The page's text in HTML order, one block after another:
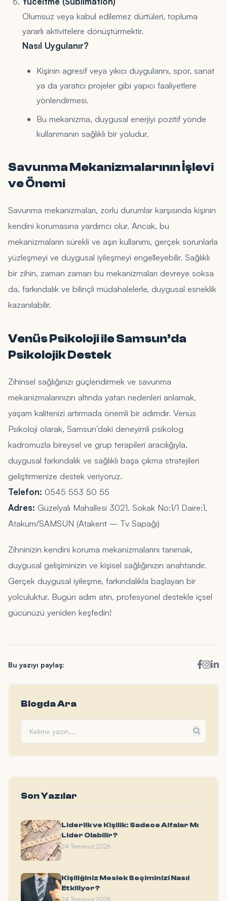
Olumsuz veya kabul edilemez dürtüleri, topluma
yararlı aktivitelere dönüştürmektir.
Nasıl Uygulanır?
Kişinin agresif veya yıkıcı duygularını, spor, sanat
ya da yaratıcı projeler gibi yapıcı faaliyetlere
yönlendirmesi.
Bu mekanizma, duygusal enerjiyi pozitif yönde
kullanmanın sağlıklı bir yoludur.
Savunma Mekanizmalarının İşlevi
ve Önemi
Savunma mekanizmaları, zorlu durumlar karşısında kişinin
kendini korumasına yardımcı olur. Ancak, bu
mekanizmaların sürekli ve aşırı kullanımı, gerçek sorunlarla
yüzleşmeyi ve duygusal iyileşmeyi engelleyebilir. Sağlıklı
bir zihin, zaman zaman bu mekanizmaları devreye soksa
da, farkındalık ve bilinçli müdahalelerle, duygusal esneklik
kazanılabilir.
Venüs Psikoloji ile Samsun’da
Psikolojik Destek
Zihinsel sağlığınızı güçlendirmek ve savunma
mekanizmalarınızın altında yatan nedenleri anlamak,
yaşam kalitenizi artırmada önemli bir adımdır. Venüs
Psikoloji olarak, Samsun’daki deneyimli psikolog
kadromuzla bireysel ve grup terapileri aracılığıyla,
duygusal farkındalık ve sağlıklı başa çıkma stratejileri
geliştirmenize destek veriyoruz.
Telefon: 0545 553 50 55
Adres: Güzelyalı Mahallesi 3021. Sokak No:1/1 Daire:1,
Atakum/SAMSUN (Atakent – Tv Sapağı)
Zihninizin kendini koruma mekanizmalarını tanımak,
duygusal gelişiminizin ve kişisel sağlığınızın anahtarıdır.
Gerçek duygusal iyileşme, farkındalıkla başlayan bir
yolculuktur. Bugün adım atın, profesyonel destekle içsel
gücünüzü yeniden keşfedin!
Bu yazıyı paylaş:
Blogda Ara
Son Yazılar
Liderlik ve Kişilik: Sadece Alfalar Mı
Lider Olabilir?
24 Temmuz 2026
Kişiliğiniz Meslek Seçiminizi Nasıl
Etkiliyor?
24 Temmuz 2026